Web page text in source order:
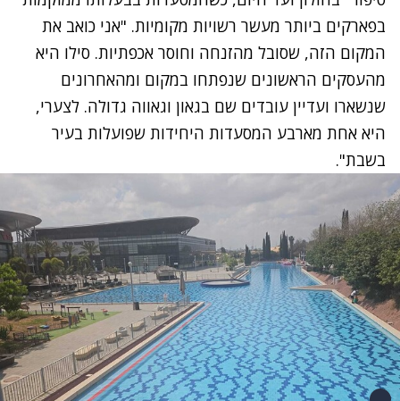
בפארקים ביותר מעשר רשויות מקומיות. "אני כואב את
המקום הזה, שסובל מהזנחה וחוסר אכפתיות. סילו היא
מהעסקים הראשונים שנפתחו במקום ומהאחרונים
שנשארו ועדיין עובדים שם בגאון וגאווה גדולה. לצערי,
היא אחת מארבע המסעדות היחידות שפועלות בעיר
בשבת".